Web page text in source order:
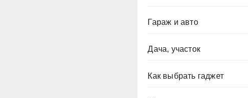
Гараж и авто
Дача, участок
Как выбрать гаджет